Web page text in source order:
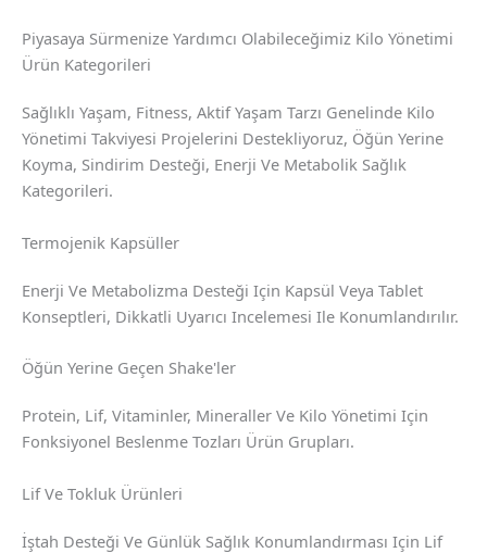
Piyasaya Sürmenize Yardımcı Olabileceğimiz Kilo Yönetimi
Ürün Kategorileri
Sağlıklı Yaşam, Fitness, Aktif Yaşam Tarzı Genelinde Kilo
Yönetimi Takviyesi Projelerini Destekliyoruz, Öğün Yerine
Koyma, Sindirim Desteği, Enerji Ve Metabolik Sağlık
Kategorileri.
Termojenik Kapsüller
Enerji Ve Metabolizma Desteği Için Kapsül Veya Tablet
Konseptleri, Dikkatli Uyarıcı Incelemesi Ile Konumlandırılır.
Öğün Yerine Geçen Shake'ler
Protein, Lif, Vitaminler, Mineraller Ve Kilo Yönetimi Için
Fonksiyonel Beslenme Tozları Ürün Grupları.
Lif Ve Tokluk Ürünleri
İştah Desteği Ve Günlük Sağlık Konumlandırması Için Lif